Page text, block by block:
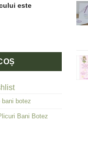
este
Zana cu Rochita Roz
bani botez
Bani Botez